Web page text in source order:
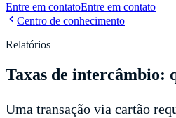
Entre em contatoEntre em contato
Centro de conhecimento
Relatórios
Taxas de intercâmbio:
Uma transação via cartão